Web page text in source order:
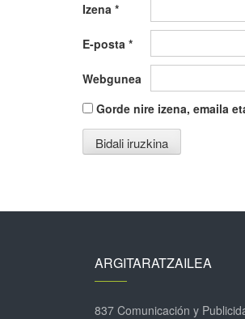
Izena *
E-posta *
Webgunea
Gorde nire izena, emaila
ARGITARATZAILEA
837 Comunicación y